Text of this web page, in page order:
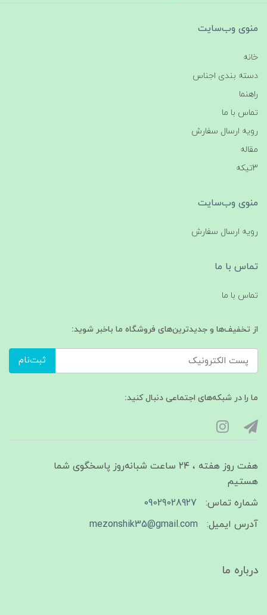
منوی وب‌سایت
خانه
دسته بندی اجناس
راهنما
تماس با ما
رویه ارسال سفارش
مقاله
3تیکه
منوی وب‌سایت
رویه ارسال سفارش
تماس با ما
تماس با ما
از تخفیف‌ها و جدیدترین‌های فروشگاه ما باخبر شوید:
ثبت‌نام
ما را در شبکه‌های اجتماعی دنبال کنید:
هفت روز هفته ، ۲۴ ساعت شبانه‌روز پاسخگوی شما
هستیم
شماره تماس:
09029028927
آدرس ایمیل:
mezonshik35@gmail.com
درباره ما